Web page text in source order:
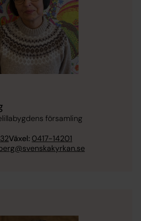
församling
Växel: 0417-14201